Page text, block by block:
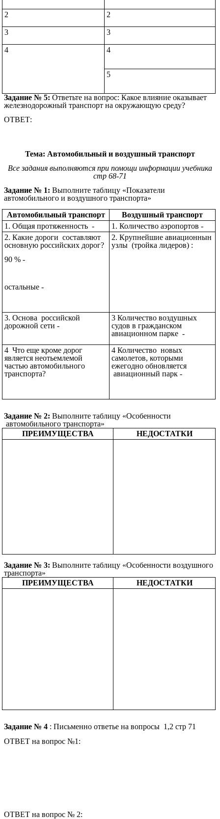
2 2
3 3
4 4
5
Задание № 5: Ответьте на вопрос: Какое влияние оказывает
железнодорожный транспорт на окружающую среду?
ОТВЕТ:
Тема: Автомобильный и воздушный транспорт
Все задания выполняются при помощи информации учебника
стр 68-71
Задание № 1: Выполните таблицу «Показатели
автомобильного и воздушного транспорта»
Автомобильный транспорт
Воздушный транспорт
1. Общая протяженность -
1. Количество аэропортов -
2. Какие дороги составляют
основную российских дорог?
90 % -
остальные -
2. Крупнейшие авиационнын
узлы (тройка лидеров) :
3. Основа российской
дорожной сети -
3 Количество воздушных
судов в гражданском
авиационном парке -
4 Что еще кроме дорог
является неотьемлемой
частью автомобильного
транспорта?
4 Количество новых
самолетов, которыми
ежегодно обновляется
авиационный парк -
Задание № 2: Выполните таблицу «Особенности
автомобильного транспорта»
ПРЕИМУЩЕСТВА
НЕДОСТАТКИ
Задание № 3: Выполните таблицу «Особенности воздушного
транспорта»
ПРЕИМУЩЕСТВА
НЕДОСТАТКИ
Задание № 4 : Письменно ответье на вопросы 1,2 стр 71
ОТВЕТ на вопрос №1:
ОТВЕТ на вопрос № 2: